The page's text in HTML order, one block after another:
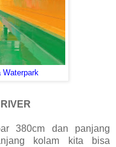
Waterpark
380cm dan panjang
kolam kita bisa